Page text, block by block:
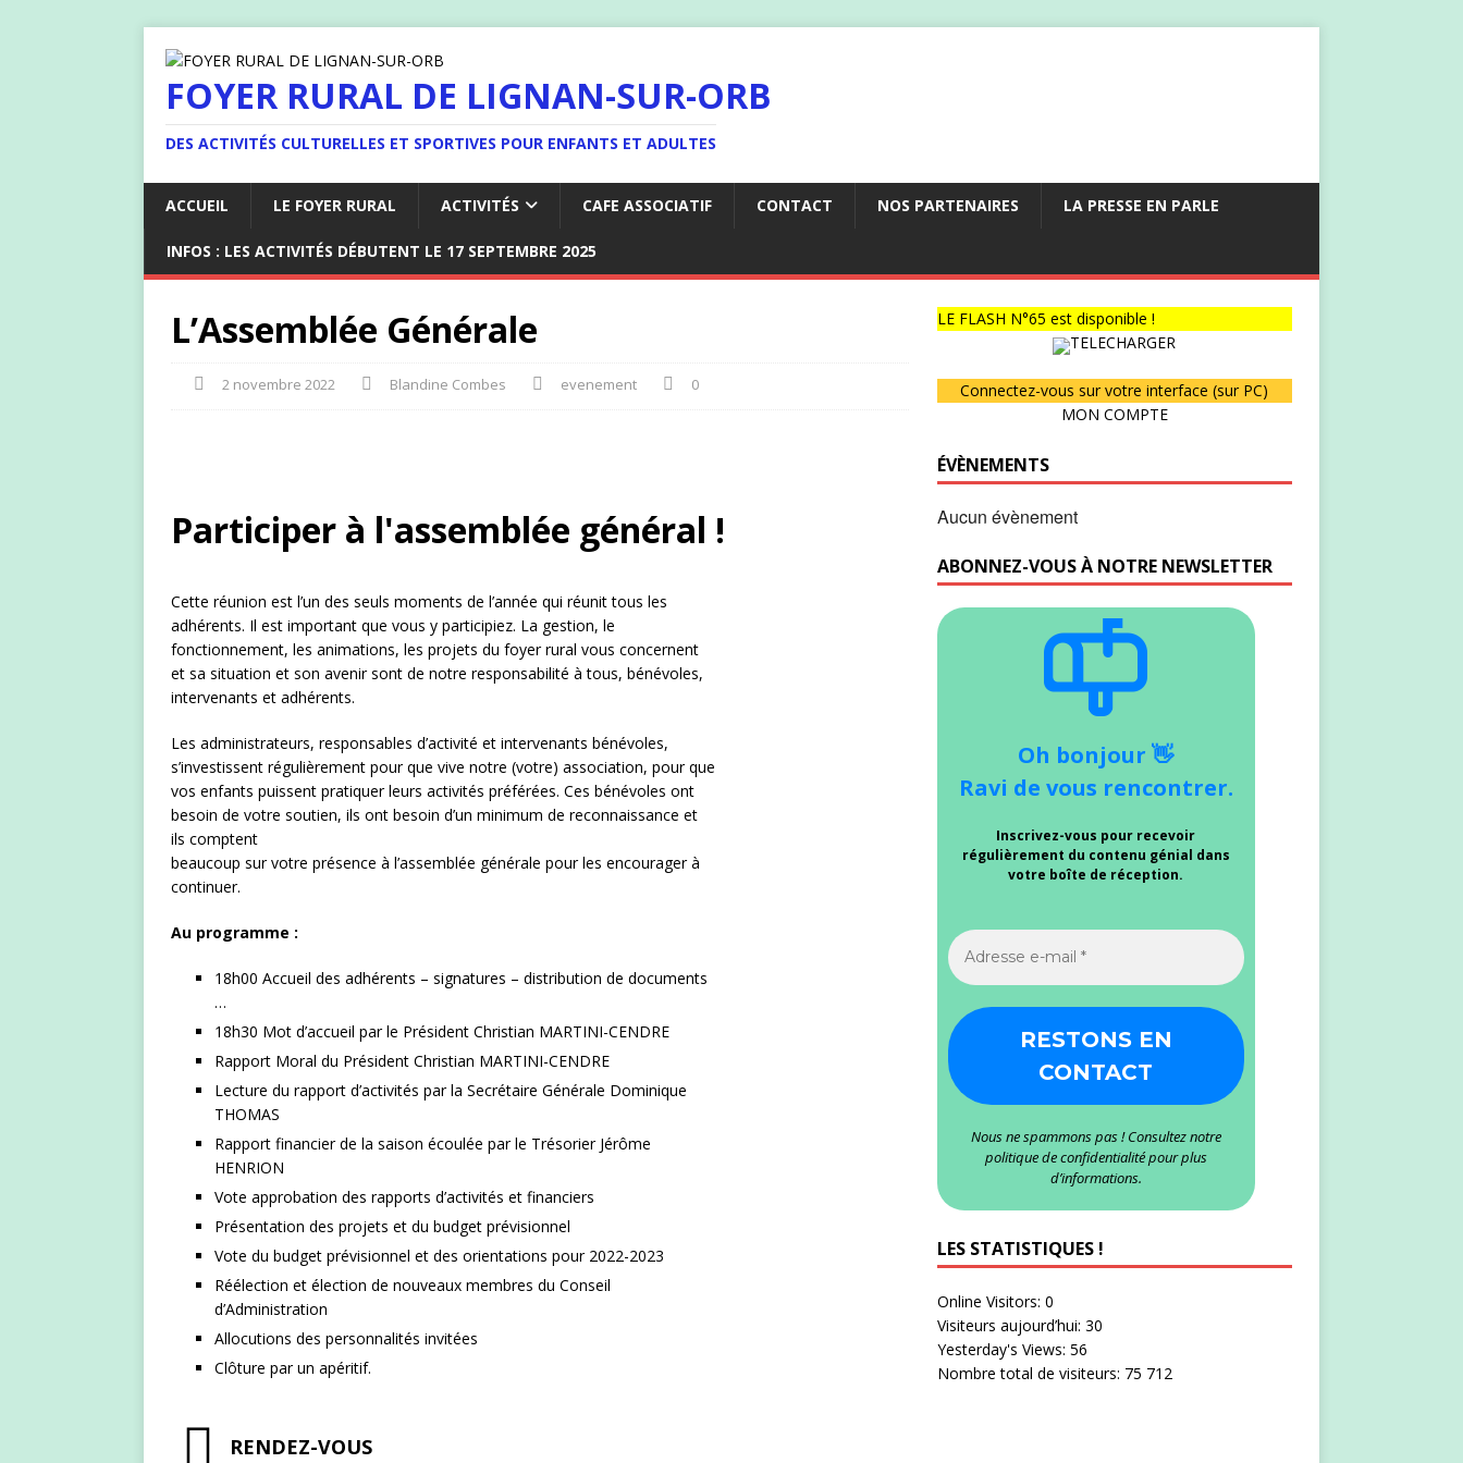
FOYER RURAL DE LIGNAN-SUR-ORB
DES ACTIVITÉS CULTURELLES ET SPORTIVES POUR ENFANTS ET ADULTES
ACCUEIL LE FOYER RURAL ACTIVITÉS CAFE ASSOCIATIF CONTACT NOS PARTENAIRES LA PRESSE EN PARLE
INFOS : LES ACTIVITÉS DÉBUTENT LE 17 SEPTEMBRE 2025
L’Assemblée Générale
2 novembre 2022 Blandine Combes evenement 0
Participer à l'assemblée général !
Cette réunion est l’un des seuls moments de l’année qui réunit tous les
adhérents. Il est important que vous y participiez. La gestion, le
fonctionnement, les animations, les projets du foyer rural vous concernent
et sa situation et son avenir sont de notre responsabilité à tous, bénévoles,
intervenants et adhérents.
Les administrateurs, responsables d’activité et intervenants bénévoles,
s’investissent régulièrement pour que vive notre (votre) association, pour que
vos enfants puissent pratiquer leurs activités préférées. Ces bénévoles ont
besoin de votre soutien, ils ont besoin d’un minimum de reconnaissance et
ils comptent
beaucoup sur votre présence à l’assemblée générale pour les encourager à
continuer.
Au programme :
18h00 Accueil des adhérents – signatures – distribution de documents
…
18h30 Mot d’accueil par le Président Christian MARTINI-CENDRE
Rapport Moral du Président Christian MARTINI-CENDRE
Lecture du rapport d’activités par la Secrétaire Générale Dominique
THOMAS
Rapport financier de la saison écoulée par le Trésorier Jérôme
HENRION
Vote approbation des rapports d’activités et financiers
Présentation des projets et du budget prévisionnel
Vote du budget prévisionnel et des orientations pour 2022-2023
Réélection et élection de nouveaux membres du Conseil
d’Administration
Allocutions des personnalités invitées
Clôture par un apéritif.
RENDEZ-VOUS
LE FLASH N°65 est disponible !
TELECHARGER
Connectez-vous sur votre interface (sur PC)
MON COMPTE
ÉVÈNEMENTS
Aucun évènement
ABONNEZ-VOUS À NOTRE NEWSLETTER
Oh bonjour 👋
Ravi de vous rencontrer.
Inscrivez-vous pour recevoir
régulièrement du contenu génial dans
votre boîte de réception.
Nous ne spammons pas ! Consultez notre
politique de confidentialitépour plus
d’informations.
LES STATISTIQUES !
Online Visitors: 0
Visiteurs aujourd’hui: 30
Yesterday's Views: 56
Nombre total de visiteurs: 75 712